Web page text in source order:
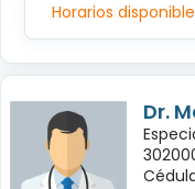
Horarios
Dr.